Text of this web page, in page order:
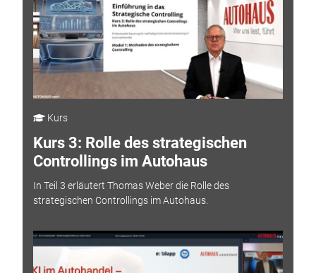
Kurs
Kurs 3: Rolle des strategischen
Controllings im Autohaus
In Teil 3 erläutert Thomas Weber die Rolle des
strategischen Controllings im Autohaus.